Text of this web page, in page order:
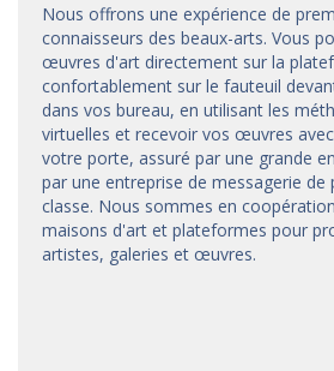
Nous offrons une expérience de
connaisseurs des beaux-arts. Vous
œuvres d'art directement sur la
confortablement sur le fauteuil
dans vos bureau, en utilisant les
virtuelles et recevoir vos œuvres
votre porte, assuré par une grande
par une entreprise de messagerie de
classe. Nous sommes en
maisons d'art et plateformes pour
artistes, galeries et œuvres.